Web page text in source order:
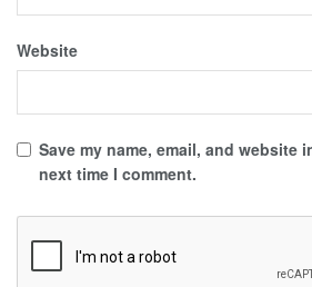
Website
Save my name, email, and website
next time I comment.